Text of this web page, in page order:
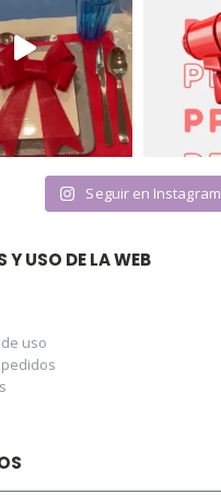
Seguir en Instagram
Y USO DE LA WEB
uso